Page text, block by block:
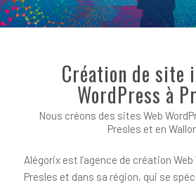
Création de site
WordPress à
Nous créons des sites Web
Presles et en
Alégorix est l’agence de création
Presles et dans sa région, qui se